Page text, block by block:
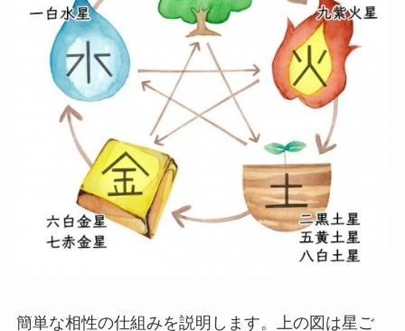
簡単な相性の仕組みを説明します。上の図は星ご